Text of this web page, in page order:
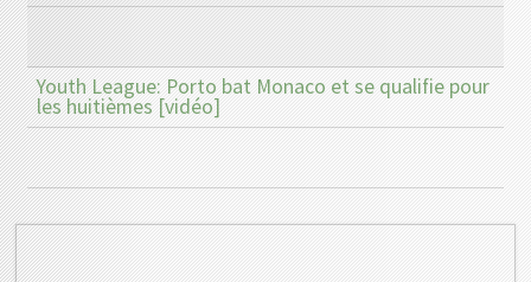
Youth League: Porto bat Monaco et se qualifie pour
les huitièmes [vidéo]